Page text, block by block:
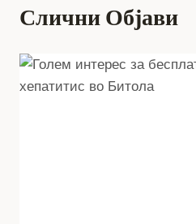
Слични Објави